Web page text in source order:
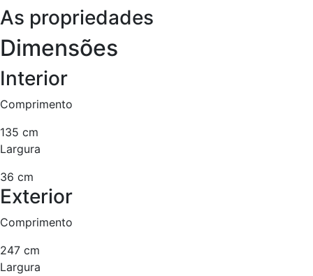
As propriedades
Dimensões
Interior
Comprimento
135 cm
Largura
36 cm
Exterior
Comprimento
247 cm
Largura